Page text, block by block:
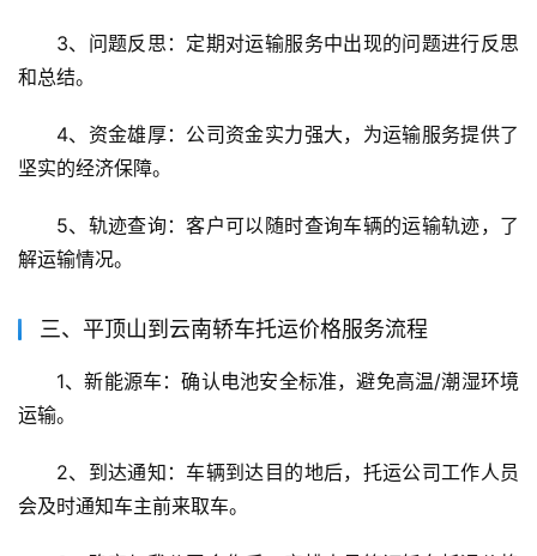
3、问题反思：定期对运输服务中出现的问题进行反思
和总结。
4、资金雄厚：公司资金实力强大，为运输服务提供了
坚实的经济保障。
5、轨迹查询：客户可以随时查询车辆的运输轨迹，了
解运输情况。
三、平顶山到云南轿车托运价格服务流程
1、新能源车：确认电池安全标准，避免高温/潮湿环境
运输。
2、到达通知：车辆到达目的地后，托运公司工作人员
会及时通知车主前来取车。